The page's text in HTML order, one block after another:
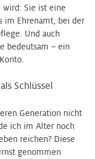
wird: Sie ist eine
im Ehrenamt, bei der
Und auch
bedeutsam – ein
Schlüssel
Generation nicht
ich im Alter noch
reichen? Diese
genommen